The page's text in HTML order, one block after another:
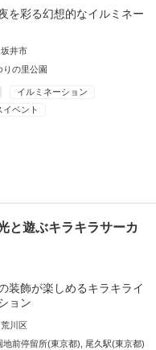
を彩る幻想的なイルミネー
坂井市
りの里公園
イルミネーション
イベント
と遊ぶキラキラサーカ
装飾が楽しめるキラキライ
ョン
荒川区
地前停留所(東京都), 尾久駅(東京都)